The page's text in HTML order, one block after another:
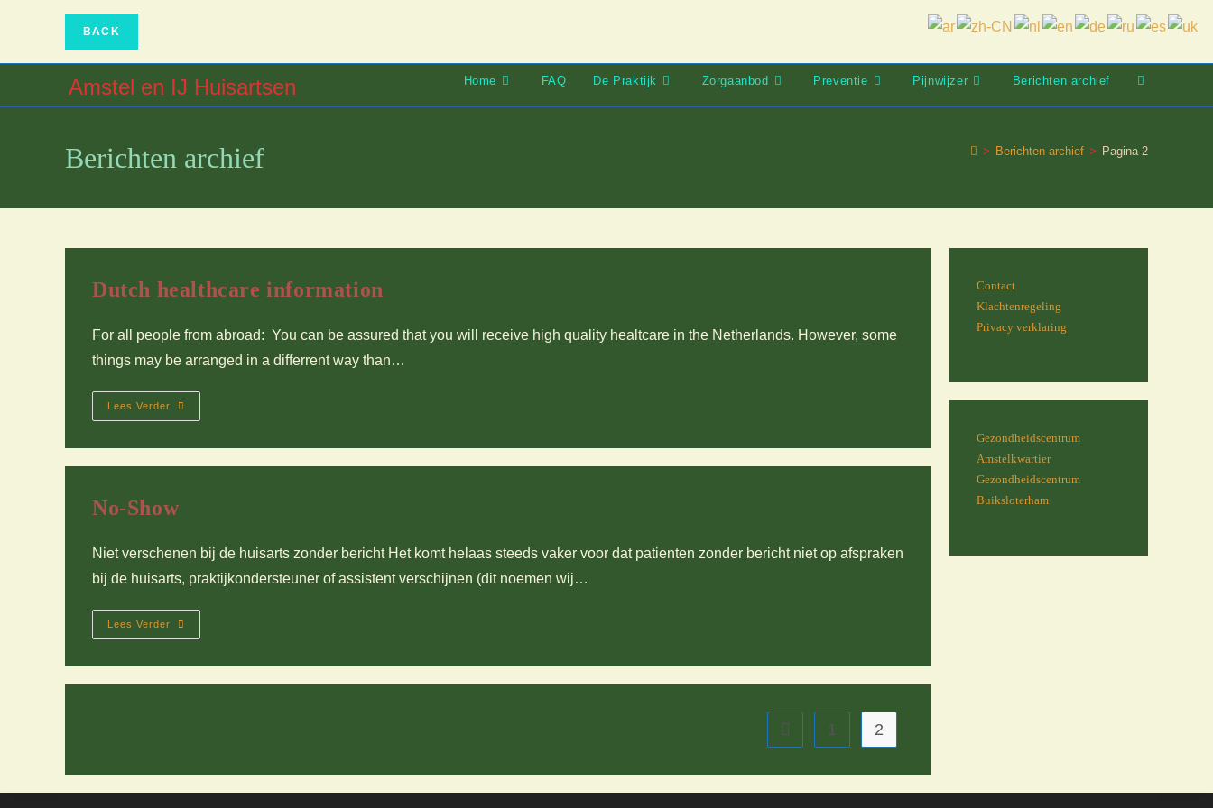
Amstel en IJ Huisartsen Home FAQ De Praktijk Zorgaanbod Preventie Pijnwijzer Berichten archief
Toggle
website
Berichten archief > Berichten archief > Pagina 2
Dutch healthcare information
For all people from abroad: You can be assured that you will receive high quality healtcare in the Netherlands. However, some
things may be arranged in a differrent way than…
Lees Verder
Dutch Healthcare
Information
No-Show
Niet verschenen bij de huisarts zonder bericht Het komt helaas steeds vaker voor dat patienten zonder bericht niet op afspraken
bij de huisarts, praktijkondersteuner of assistent verschijnen (dit noemen wij…
Lees Verder
No-
Show
Naar vorige pagina
1 2
Contact
Klachtenregeling
Privacy verklaring
Gezondheidscentrum
Amstelkwartier
Gezondheidscentrum
Buiksloterham